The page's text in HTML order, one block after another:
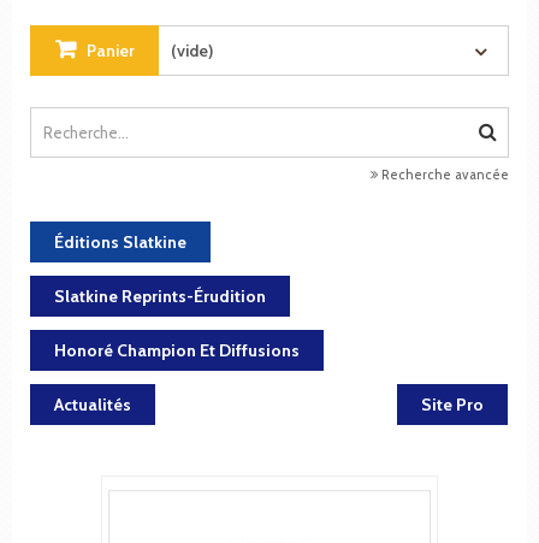
Panier (vide)
Recherche avancée
Éditions Slatkine
Slatkine Reprints-Érudition
Honoré Champion Et Diffusions
Actualités Site Pro